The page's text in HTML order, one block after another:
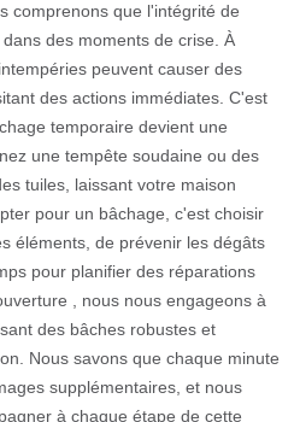
comprenons que l'intégrité de
des moments de crise. À
peuvent causer des
des actions immédiates. C'est
temporaire devient une
une tempête soudaine ou des
tuiles, laissant votre maison
pour un bâchage, c'est choisir
éléments, de prévenir les dégâts
pour planifier des réparations
, nous nous engageons à
des bâches robustes et
Nous savons que chaque minute
supplémentaires, et nous
à chaque étape de cette